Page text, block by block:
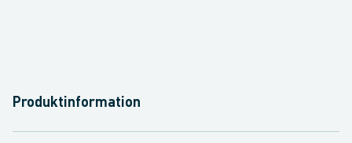
Produktinformation